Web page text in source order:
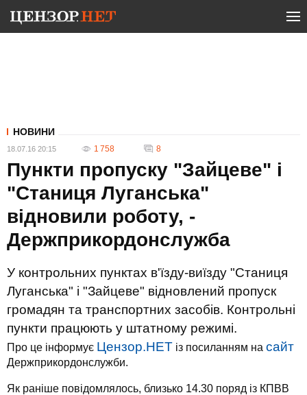
НОВИНИ
18.07.16 20:15 1 758 8
Пункти пропуску "Зайцеве" і
"Станиця Луганська"
відновили роботу, -
Держприкордонслужба
У контрольних пунктах в'їзду-виїзду "Станиця
Луганська" і "Зайцеве" відновлений пропуск
громадян та транспортних засобів. Контрольні
пункти працюють у штатному режимі.
Про це інформує Цензор.НЕТ із посиланням на сайт
Держприкордонслужби.
Як раніше повідомлялось, близько 14.30 поряд із КПВВ